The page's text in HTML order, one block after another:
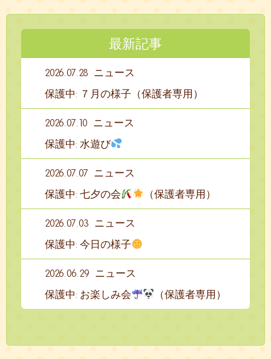
最新記事
2026.07.28
ニュース
保護中: ７月の様子（保護者専用）
2026.07.10
ニュース
保護中: 水遊び
2026.07.07
ニュース
保護中: 七夕の会
（保護者専用）
2026.07.03
ニュース
保護中: 今日の様子
2026.06.29
ニュース
保護中: お楽しみ会
（保護者専用）